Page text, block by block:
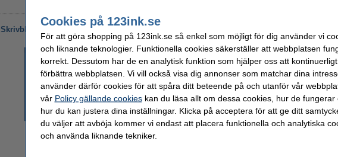
Skrivblock A4 blank | blå | 50 ark | Oxford Essentials
Zoom
Beskrivning
Oxford Essentials blåa skrivblock med blanka sidor i A4 storlek, är
speciella Optik-papperet blöder inte även när du använder en
användning så att du kan skriva och rita utan ansträngning. Den
du skriver. Skrivblocket innehåller 50 ark blankt papper. Pappret är
Specifikationer
Sort: blank
Varumärke:
Oxford
Cookies på 123ink.se
För att göra shopping på 123ink.se så enkel som möjligt för dig använder vi
och liknande teknologier. Funktionella cookies säkerställer att webbplatsen
korrekt. Dessutom har de en analytisk funktion som hjälper oss att kontinuerligt
förbättra webbplatsen. Vi vill också visa dig annonser som matchar dina
använder därför cookies för att spåra ditt beteende på och utanför vår
vår Policy gällande cookieskan du läsa allt om dessa cookies, hur de fungerar
hur du kan justera dina inställningar. Klicka på acceptera för att ge ditt
du väljer att avböja kommer vi endast att placera funktionella och analytiska
och använda liknande tekniker.